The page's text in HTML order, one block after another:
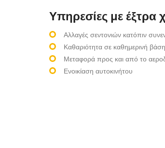
Υπηρεσίες με έξτρα
Αλλαγές σεντονιών κατόπιν
Καθαριότητα σε καθημερινή βάση
Μεταφορά προς και από το
Ενοικίαση αυτοκινήτου